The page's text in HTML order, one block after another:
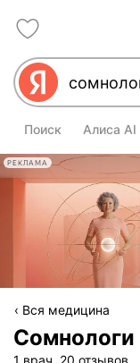
Поиск Алиса AI
РЕКЛАМА
Вся медицина
Сомнологи
1 врач, 20 отзывов